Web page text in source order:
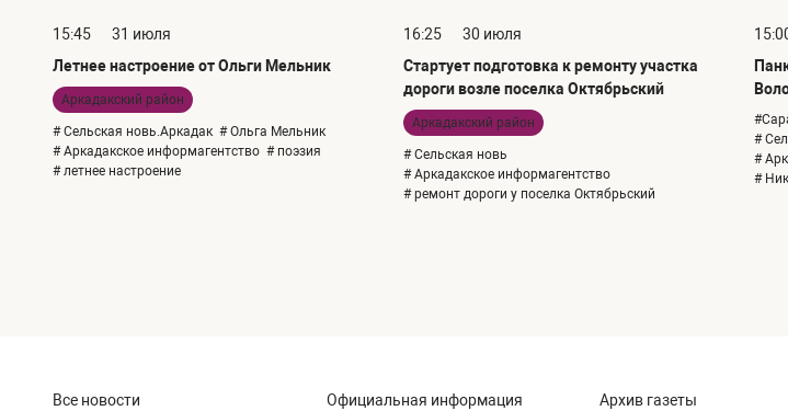
15:45
31 июля
Летнее настроение от Ольги Мельник
Аркадакский район
# Сельская новь.Аркадак # Ольга Мельник
# Аркадакское информагентство # поэзия
# летнее настроение
16:25
30 июля
Стартует подготовка к ремонту участка
дороги возле поселка Октябрьский
Аркадакский район
# Сельская новь
# Аркадакское информагентство
# ремонт дороги у поселка Октябрьский
#
#
#
Все новости Официальная информация Архив газеты